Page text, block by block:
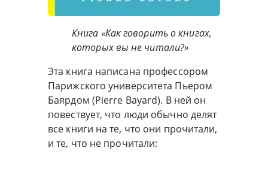
Книга «Как говорить о книгах,
которых вы не читали?»
Эта книга написана профессором
Парижского университета Пьером
Баярдом (Pierre Bayard). В ней он
повествует, что люди обычно делят
все книги на те, что они прочитали,
и те, что не прочитали: